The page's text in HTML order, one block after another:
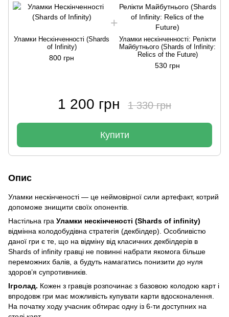
Уламки Нескінченності (Shards
of Infinity)
800 грн
Уламки нескінченності: Релікти
Майбутнього (Shards of Infinity:
Relics of the Future)
530 грн
1 200 грн 1 330 грн
Купити
Опис
Уламки нескінченості — це неймовірної сили артефакт, котрий
допоможе знищити своїх опонентів.
Настільна гра Уламки нескінченості (Shards of infinity)
відмінна колодобудівна стратегія (декбілдер). Особливістю
даної гри є те, що на відміну від класичних декбілдерів в
Shards of infinity гравці не повинні набрати якомога більше
переможних балів, а будуть намагатись понизити до нуля
здоров’я супротивників.
Ігролад. Кожен з гравців розпочинає з базовою колодою карт і
впродовж гри має можливість купувати карти вдосконалення.
На початку ходу учасник обтирає одну із 6-ти доступних на